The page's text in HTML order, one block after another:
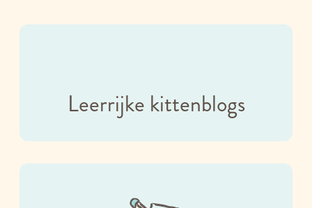
Leerrijke kittenblogs